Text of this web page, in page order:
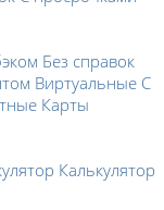
Без справок
Виртуальные С
Карты
Калькулятор